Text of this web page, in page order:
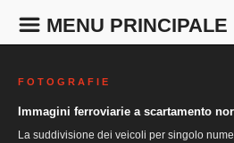
MENU PRINCIPALE
F O T O G R A F I E
Immagini ferroviarie a scartamento
La suddivisione dei veicoli per singolo